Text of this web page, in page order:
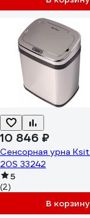
10 846 ₽
Сенсорная урна
20S 33242
5
(2)
В корзину